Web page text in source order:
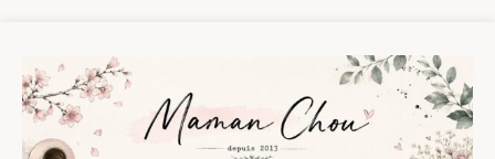
contenu